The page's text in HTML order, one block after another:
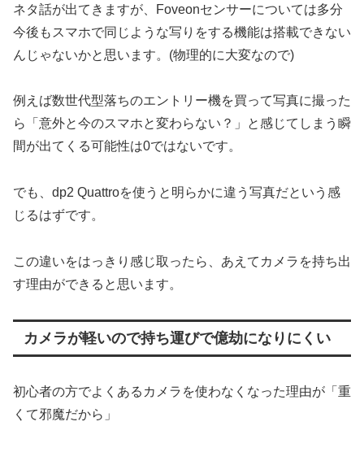
ネタ話が出てきますが、Foveonセンサーについては多分
今後もスマホで同じような写りをする機能は搭載できない
んじゃないかと思います。(物理的に大変なので)
例えば数世代型落ちのエントリー機を買って写真に撮った
ら「意外と今のスマホと変わらない？」と感じてしまう瞬
間が出てくる可能性は0ではないです。
でも、dp2 Quattroを使うと明らかに違う写真だという感
じるはずです。
この違いをはっきり感じ取ったら、あえてカメラを持ち出
す理由ができると思います。
カメラが軽いので持ち運びで億劫になりにくい
初心者の方でよくあるカメラを使わなくなった理由が「重
くて邪魔だから」